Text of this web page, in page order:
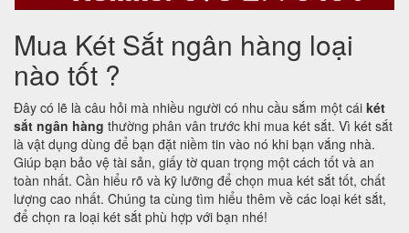
Mua Két Sắt ngân hàng loại
nào tốt ?
Đây có lẽ là câu hỏi mà nhiều người có nhu cầu sắm một cái két
sắt ngân hàng thường phân vân trước khi mua két sắt. Vì két sắt
là vật dụng dùng để bạn đặt niềm tin vào nó khi bạn vắng nhà.
Giúp bạn bảo vệ tài sản, giấy tờ quan trọng một cách tốt và an
toàn nhất. Cần hiểu rõ và kỹ lưỡng để chọn mua két sắt tốt, chất
lượng cao nhất. Chúng ta cùng tìm hiểu thêm về các loại két sắt,
để chọn ra loại két sắt phù hợp với bạn nhé!